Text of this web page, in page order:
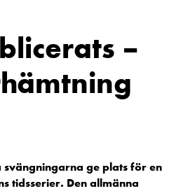
–
ge plats för en
tidsserier. Den allmänna